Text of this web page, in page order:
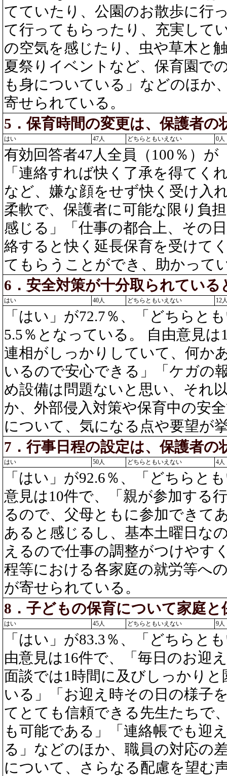
てていたり、公園のお散歩に行
て行ってもらったり、充実して
の空気を感じたり、虫や草木と
夏祭りイベントなど、保育園で
も身についている」などのほか
寄せられている。
5．保育時間の変更は、保護者
はい 47人 どちらともいえない 0人
有効回答者47人全員（100％）
「連絡すれば快く了承を得てく
など、嫌な顔をせず快く受け入
柔軟で、保護者に可能な限り負
感じる」「仕事の都合上、その
絡すると快く延長保育を受けて
てもらうことができ、助かって
6．安全対策が十分取られている
はい 40人 どちらともいえない 12
「はい」が72.7％、「どちらと
5.5％となっている。 自由意見
連相がしっかりしていて、何か
いるので安心できる」「ケガの
め設備は問題ないと思い、それ
か、外部侵入対策や保育中の安
について、気になる点や要望が
7．行事日程の設定は、保護者
はい 50人 どちらともいえない 4人
「はい」が92.6％、「どちらと
意見は10件で、「親が参加する
るので、父母ともに参加できて
あると感じるし、基本土曜日な
えるので仕事の調整がつけやす
程等における各家庭の就労等へ
が寄せられている。
8．子どもの保育について家庭
はい 45人 どちらともいえない 9人
「はい」が83.3％、「どちらと
由意見は16件で、「毎日のお迎
面談では1時間に及びしっかり
いる」「お迎え時その日の様子
てとても信頼できる先生たちで
も可能である」「連絡帳でも迎
る」などのほか、職員の対応の
について、さらなる配慮を望む